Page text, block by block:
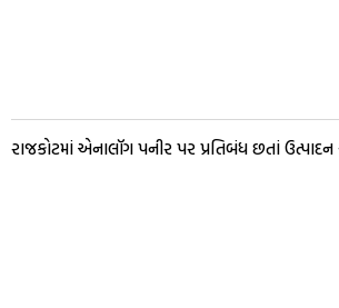
રાજકોટમાં એનાલૉગ પનીર પર પ્રતિબંધ છતાં